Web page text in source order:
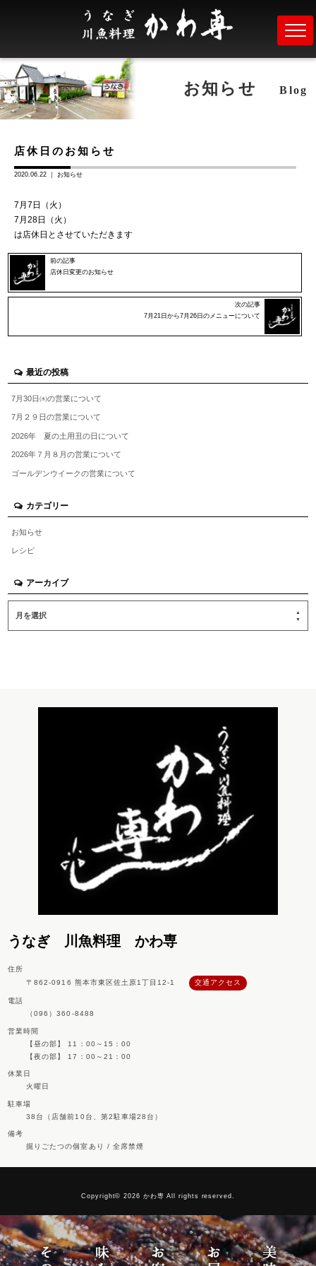
お知らせ Blog
店休日のお知らせ
2020.06.22 ｜ お知らせ
7月7日（火）
7月28日（火）
は店休日とさせていただきます
前の記事
店休日変更のお知らせ
次の記事
7月21日から7月26日のメニューについて
最近の投稿
7月30日㈭の営業について
7月２９日の営業について
2026年 夏の土用丑の日について
2026年７月８月の営業について
ゴールデンウイークの営業について
カテゴリー
お知らせ
レシピ
アーカイブ
月を選択
うなぎ 川魚料理 かわ専
住所
〒862-0916 熊本市東区佐土原1丁目12-1
交通アクセス
電話
（096）360-8488
営業時間
【昼の部】 11：00～15：00
【夜の部】 17：00～21：00
休業日
火曜日
駐車場
38台（店舗前10台、第2駐車場28台）
備考
掘りごたつの個室あり / 全席禁煙
Copyright© 2026 かわ専 All rights reserved.